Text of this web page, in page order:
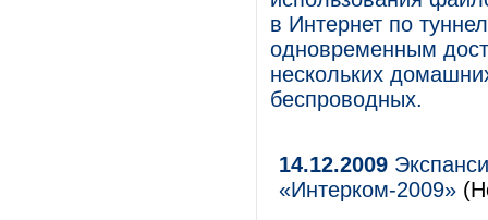
в Интернет по
одновременным
нескольких
беспроводных.
14.12.2009
«Интерком-2009»